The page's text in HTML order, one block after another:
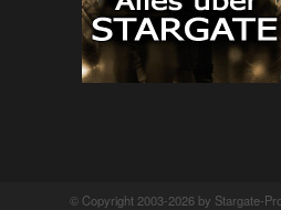
© Copyright 2003-2026 by Stargate-